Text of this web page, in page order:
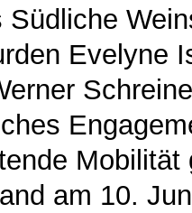
Südliche
Evelyne
Mobilität
am 10.